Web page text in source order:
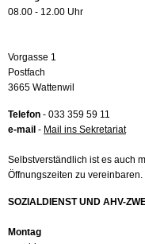
08.00 - 12.00 Uhr
Vorgasse 1
Postfach
3665 Wattenwil
Telefon - 033 359 59 11
e-mail - Mail ins Sekretariat
Selbstverständlich ist es auch
Öffnungszeiten zu vereinbaren.
SOZIALDIENST UND AHV-
Montag